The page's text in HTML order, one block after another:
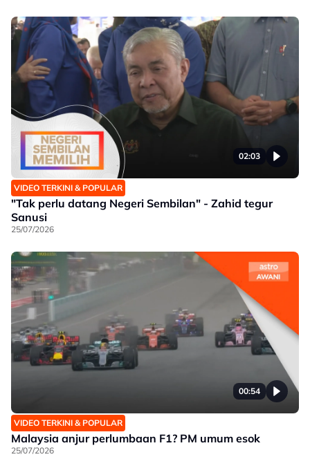
02:03
VIDEO TERKINI & POPULAR
"Tak perlu datang Negeri Sembilan" - Zahid tegur
Sanusi
25/07/2026
00:54
VIDEO TERKINI & POPULAR
Malaysia anjur perlumbaan F1? PM umum esok
25/07/2026